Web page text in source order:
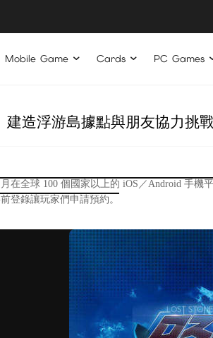
Mobile Game Cards PC Games
建造浮游島據點與朋友協力挑
全球 100 個國家以上的 iOS／Android 手機
登錄讓玩家們申請預約。